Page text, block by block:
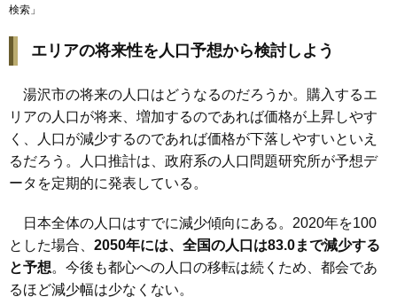
検索 」
エリアの将来性を人口予想から検討しよう
湯沢市の将来の人口はどうなるのだろうか。購入するエ
リアの人口が将来、増加するのであれば価格が上昇しやす
く、人口が減少するのであれば価格が下落しやすいといえ
るだろう。人口推計は、政府系の人口問題研究所が予想デ
ータを定期的に発表している。
日本全体の人口はすでに減少傾向にある。2020年を100
とした場合、 2050年には、全国の人口は83.0まで減少する
と予想。今後も都心への人口の移転は続くため、都会であ
るほど減少幅は少なくない。